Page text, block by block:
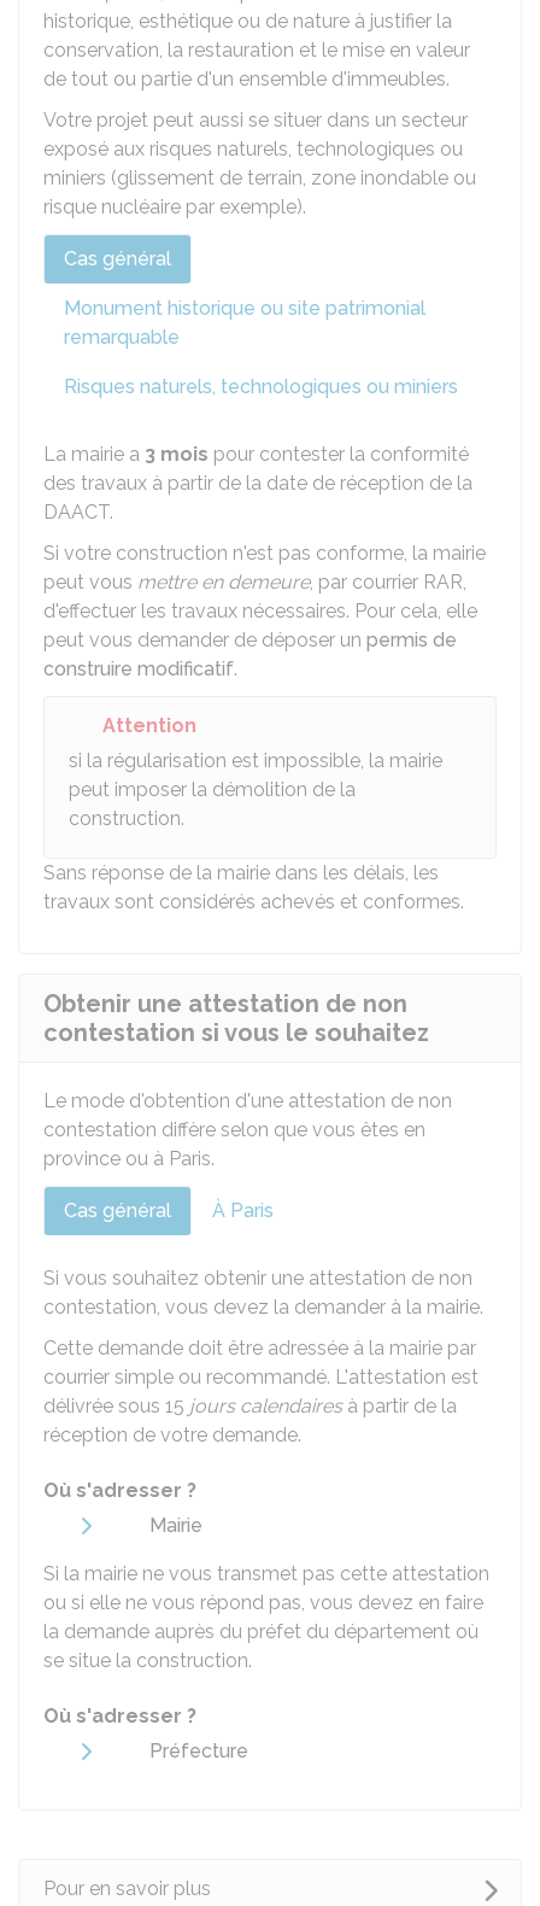
historique, esthétique ou de nature à justifier la
conservation, la restauration et le mise en valeur
de tout ou partie d'un ensemble d'immeubles.
Votre projet peut aussi se situer dans un secteur
exposé aux risques naturels, technologiques ou
miniers (glissement de terrain, zone inondable ou
risque nucléaire par exemple).
Cas général
Monument historique ou site patrimonial
remarquable
Risques naturels, technologiques ou miniers
La mairie a 3 mois pour contester la conformité
des travaux à partir de la date de réception de la
DAACT.
Si votre construction n'est pas conforme, la mairie
peut vous mettre en demeure, par courrier RAR,
d'effectuer les travaux nécessaires. Pour cela, elle
peut vous demander de déposer un permis de
construire modificatif.
Attention
si la régularisation est impossible, la mairie
peut imposer la démolition de la
construction.
Sans réponse de la mairie dans les délais, les
travaux sont considérés achevés et conformes.
Obtenir une attestation de non
contestation si vous le souhaitez
Le mode d'obtention d'une attestation de non
contestation diffère selon que vous êtes en
province ou à Paris.
Cas général À Paris
Si vous souhaitez obtenir une attestation de non
contestation, vous devez la demander à la mairie.
Cette demande doit être adressée à la mairie par
courrier simple ou recommandé. L'attestation est
délivrée sous 15 jours calendairesà partir de la
réception de votre demande.
Où s'adresser ?
Mairie
Si la mairie ne vous transmet pas cette attestation
ou si elle ne vous répond pas, vous devez en faire
la demande auprès du préfet du département où
se situe la construction.
Où s'adresser ?
Préfecture
Pour en savoir plus